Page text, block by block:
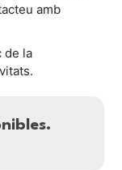
amb
de la